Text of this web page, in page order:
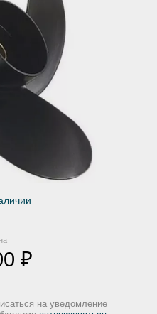
₽
на уведомление